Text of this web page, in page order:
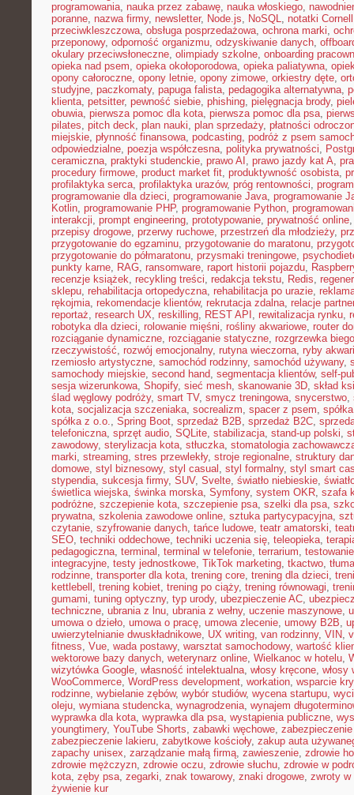
programowania, nauka przez zabawę, nauka włoskiego,
poranne, nazwa firmy, newsletter, Node.js, NoSQL, notatki Cornell
przeciwkleszczowa, obsługa posprzedażowa, ochrona marki,
przeponowy, odporność organizmu, odzyskiwanie danych,
okulary przeciwsłoneczne, olimpiady szkolne, onboarding
opieka nad psem, opieka okołoporodowa, opieka paliatywna,
opony całoroczne, opony letnie, opony zimowe, orkiestry dęte,
studyjne, paczkomaty, papuga falista, pedagogika alternatywna,
klienta, petsitter, pewność siebie, phishing, pielęgnacja brody,
obuwia, pierwsza pomoc dla kota, pierwsza pomoc dla psa,
pilates, pitch deck, plan nauki, plan sprzedaży, płatności
miejskie, płynność finansowa, podcasting, podróż z psem
odpowiedzialne, poezja współczesna, polityka prywatności,
ceramiczna, praktyki studenckie, prawo AI , prawo jazdy kat A,
procedury firmowe, product market fit, produktywność osobista,
profilaktyka serca, profilaktyka urazów, próg rentowności,
programowanie dla dzieci, programowanie Java, programowanie
Kotlin, programowanie PHP, programowanie Python,
interakcji, prompt engineering, prototypowanie, prywatność online
przepisy drogowe, przerwy ruchowe, przestrzeń dla młodzieży,
przygotowanie do egzaminu, przygotowanie do maratonu,
przygotowanie do półmaratonu, przysmaki treningowe,
punkty karne, RAG, ransomware, raport historii pojazdu,
recenzje książek, recykling treści, redakcja tekstu, Redis,
sklepu, rehabilitacja ortopedyczna, rehabilitacja po urazie,
rękojmia, rekomendacje klientów, rekrutacja zdalna, relacje
reportaż, research UX, reskilling, REST API , rewitalizacja rynku,
robotyka dla dzieci, rolowanie mięśni, rośliny akwariowe, router
rozciąganie dynamiczne, rozciąganie statyczne, rozgrzewka
rzeczywistość, rozwój emocjonalny, rutyna wieczorna, ryby
rzemiosło artystyczne, samochód rodzinny, samochód używany,
samochody miejskie, second hand, segmentacja klientów, self-
sesja wizerunkowa, Shopify, sieć mesh, skanowanie 3D, skład
ślad węglowy podróży, smart TV, smycz treningowa, snycerstwo,
kota, socjalizacja szczeniaka, socrealizm, spacer z psem,
spółka z o.o., Spring Boot, sprzedaż B2B, sprzedaż B2C,
telefoniczna, sprzęt audio, SQLite, stabilizacja, stand-up polski,
zawodowy, sterylizacja kota, stłuczka, stomatologia
marki, streaming, stres przewlekły, stroje regionalne, struktury
domowe, styl biznesowy, styl casual , styl formalny, styl smart
stypendia, sukcesja firmy, SUV, Svelte, światło niebieskie,
świetlica wiejska, świnka morska, Symfony, system OKR, szafa
podróżne, szczepienie kota, szczepienie psa, szelki dla psa,
prywatna, szkolenia zawodowe online, sztuka partycypacyjna,
czytanie, szyfrowanie danych, tańce ludowe, teatr amatorski,
SEO, techniki oddechowe, techniki uczenia się, teleopieka,
pedagogiczna, terminal , terminal w telefonie, terrarium,
integracyjne, testy jednostkowe, TikTok marketing, tkactwo,
rodzinne, transporter dla kota, trening core, trening dla dzieci,
kettlebell , trening kobiet, trening po ciąży, trening równowagi,
gumami, tuning optyczny, typ urody, ubezpieczenie AC,
techniczne, ubrania z lnu, ubrania z wełny, uczenie maszynowe,
umowa o dzieło, umowa o pracę, umowa zlecenie, umowy B2B,
uwierzytelnianie dwuskładnikowe, UX writing, van rodzinny, VIN,
fitness, Vue, wada postawy, warsztat samochodowy, wartość
wektorowe bazy danych, weterynarz online, Wielkanoc w hotelu,
wizytówka Google, własność intelektualna, włosy kręcone, włosy
WooCommerce, WordPress development, workation, wsparcie
rodzinne, wybielanie zębów, wybór studiów, wycena startupu,
oleju, wymiana studencka, wynagrodzenia, wynajem
wyprawka dla kota, wyprawka dla psa, wystąpienia publiczne,
youngtimery, YouTube Shorts, zabawki węchowe,
zabezpieczenie lakieru, zabytkowe kościoły, zakup auta
zapachy unisex, zarządzanie małą firmą, zawieszenie, zdrowie
zdrowie mężczyzn, zdrowie oczu, zdrowie słuchu, zdrowie w
kota, zęby psa, zegarki, znak towarowy, znaki drogowe, zwroty w
żywienie kur